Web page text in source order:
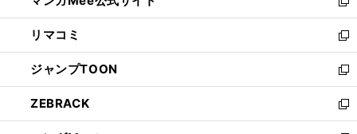
ウ
で
開
く
ン
ド
ウ
で
開
く
い
ウ
ィ
ン
ド
ウ
で
開
新
し
い
ウ
ィ
ン
ド
ウ
リマコミ
新
し
い
ウ
ィ
ン
ジャンプTOON
新
し
い
ウ
ZEBRACK
新
し